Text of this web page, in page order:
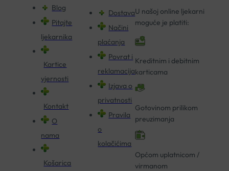
Blog
Pitajte
ljekarnika
Kartice
vjernosti
Kontakt
O
nama
Košarica
Dostava
Načini
plaćanja
Povrat i
reklamacija
Izjava o
privatnosti
Pravila
o
kolačićima
U našoj online ljekarni
moguće je platiti:
Kreditnim i debitnim
karticama
Gotovinom prilikom
preuzimanja
Općom uplatnicom /
virmanom